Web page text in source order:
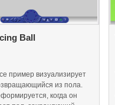
Ball
пример визуализирует
из пола.
когда он